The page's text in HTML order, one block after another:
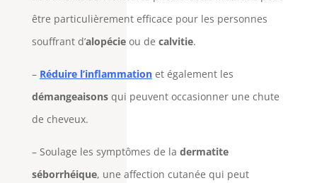
être particulièrement efficace pour les personnes
souffrant d’alopécieou de calvitie.
– Réduire l’inflammationet également les
démangeaisonsqui peuvent occasionner une chute
de cheveux.
– Soulage les symptômes de la dermatite
séborrhéique, une affection cutanée qui peut